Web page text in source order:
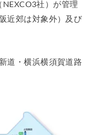
社）が管理
近郊は対象外）及び
道・横浜横須賀道路